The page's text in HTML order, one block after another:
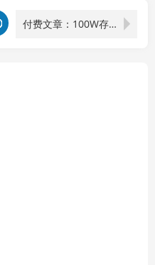
付费文章：100W存款生活指南，如何从财务、社交、成长等维度规划自己的生活